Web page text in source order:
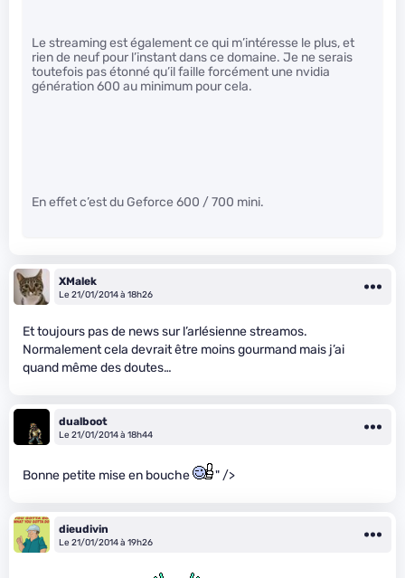
Le streaming est également ce qui m’intéresse le plus, et
rien de neuf pour l’instant dans ce domaine. Je ne serais
toutefois pas étonné qu’il faille forcément une nvidia
génération 600 au minimum pour cela.
En effet c’est du Geforce 600 / 700 mini.
XMalek
Le 21/01/2014 à 18h26
Et toujours pas de news sur l’arlésienne streamos.
Normalement cela devrait être moins gourmand mais j’ai
quand même des doutes…
dualboot
Le 21/01/2014 à 18h44
Bonne petite mise en bouche " />
dieudivin
Le 21/01/2014 à 19h26